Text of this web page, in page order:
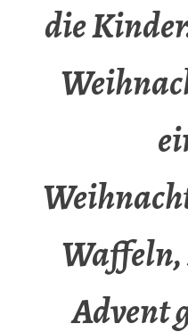
die
Waffeln,
Advent